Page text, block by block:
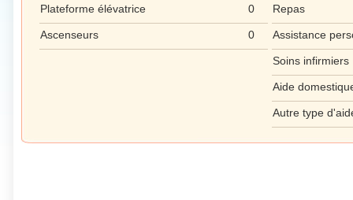
Plateforme élévatrice 0
Ascenseurs 0
Repas
Assistance
Soins infirmiers
Aide
Autre type